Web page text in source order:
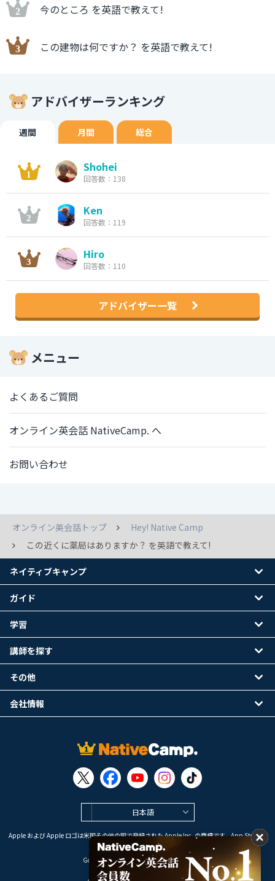
今のところ を英語で教えて!
この建物は何ですか？ を英語で教えて!
アドバイザーランキング
週間 月間 総合
Shohei
回答数：138
Ken
回答数：119
Hiro
回答数：110
アドバイザー一覧
メニュー
よくあるご質問
オンライン英会話 NativeCamp. へ
お問い合わせ
オンライン英会話トップ
Hey! Native Camp
この近くに薬局はありますか？ を英語で教えて!
日本語
Apple および Apple ロゴは米国その他の国で登録された Apple Inc. の商標です。App Store は
Apple Inc. のサービスマークです。
Google Play は Google LLC の商標です。
ネイティブキャンプ
ガイド
学習
講師を探す
その他
会社情報